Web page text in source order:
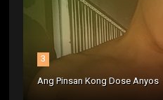
3
Ang Pinsan Kong Dose Anyos